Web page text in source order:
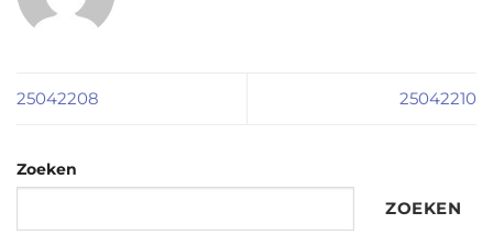
25042208 25042210
Zoeken
ZOEKEN